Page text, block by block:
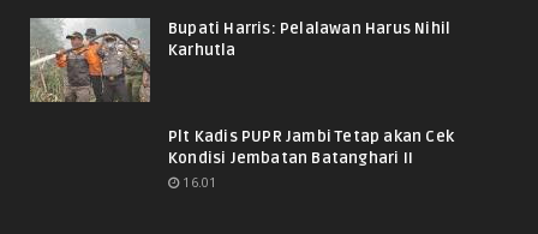
Bupati Harris: Pelalawan Harus Nihil
Karhutla
Plt Kadis PUPR Jambi Tetap akan Cek
Kondisi Jembatan Batanghari II
16.01